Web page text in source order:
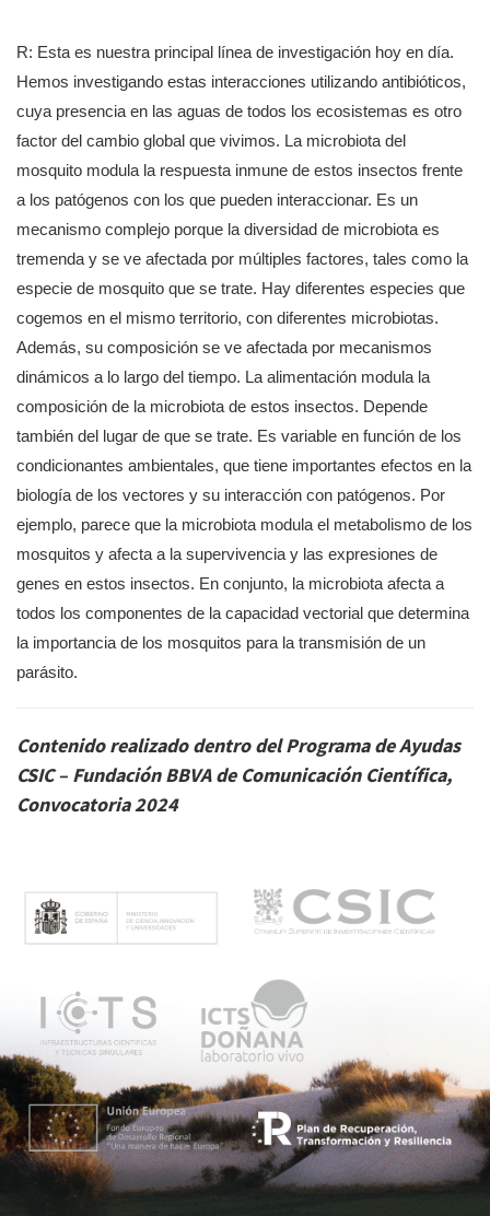
R: Esta es nuestra principal línea de investigación hoy en día.
Hemos investigando estas interacciones utilizando antibióticos,
cuya presencia en las aguas de todos los ecosistemas es otro
factor del cambio global que vivimos. La microbiota del
mosquito modula la respuesta inmune de estos insectos frente
a los patógenos con los que pueden interaccionar. Es un
mecanismo complejo porque la diversidad de microbiota es
tremenda y se ve afectada por múltiples factores, tales como la
especie de mosquito que se trate. Hay diferentes especies que
cogemos en el mismo territorio, con diferentes microbiotas.
Además, su composición se ve afectada por mecanismos
dinámicos a lo largo del tiempo. La alimentación modula la
composición de la microbiota de estos insectos. Depende
también del lugar de que se trate. Es variable en función de los
condicionantes ambientales, que tiene importantes efectos en la
biología de los vectores y su interacción con patógenos. Por
ejemplo, parece que la microbiota modula el metabolismo de los
mosquitos y afecta a la supervivencia y las expresiones de
genes en estos insectos. En conjunto, la microbiota afecta a
todos los componentes de la capacidad vectorial que determina
la importancia de los mosquitos para la transmisión de un
parásito.
Contenido realizado dentro del Programa de Ayudas
CSIC – Fundación BBVA de Comunicación Científica,
Convocatoria 2024
e
n
ú
p
r
i
n
c